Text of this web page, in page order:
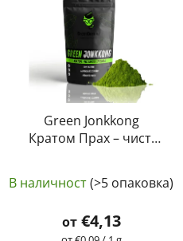
Green Jonkkong
Кратом Прах – чист,
| GreenGuru
оценка
на
продукта
В наличност(>5 опаковка)
от€4,13